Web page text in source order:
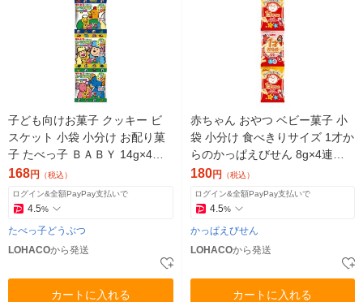
子ども向けお菓子 クッキー ビ
スケット 小袋 小分け お配り菓
子 たべっ子 ＢＡＢＹ 14g×4連
袋 1個
168円 （税込）
ログイン&全額PayPay支払いで
4.5%
たべっ子どうぶつ
LOHACOから発送
カートに入れる
赤ちゃん おやつ ベビー菓子 小
袋 小分け 食べきりサイズ 1才か
らのかっぱえびせん 8g×4連袋 1
個
180円 （税込）
ログイン&全額PayPay支払いで
4.5%
かっぱえびせん
LOHACOから発送
カートに入れる